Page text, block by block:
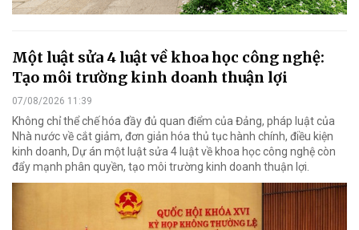
Một luật sửa 4 luật về khoa học công nghệ:
Tạo môi trường kinh doanh thuận lợi
07/08/2026 11:39
Không chỉ thể chế hóa đầy đủ quan điểm của Đảng, pháp luật của
Nhà nước về cắt giảm, đơn giản hóa thủ tục hành chính, điều kiện
kinh doanh, Dự án một luật sửa 4 luật về khoa học công nghệ còn
đẩy mạnh phân quyền, tạo môi trường kinh doanh thuận lợi.